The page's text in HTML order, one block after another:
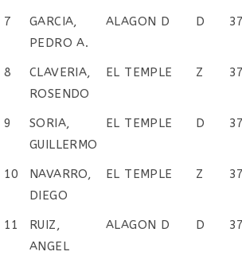
7
GARCIA,
PEDRO A.
ALAGON D D
8
CLAVERIA,
ROSENDO
EL TEMPLE Z
9
SORIA,
GUILLERMO
EL TEMPLE D
10
NAVARRO,
DIEGO
EL TEMPLE Z
11
RUIZ,
ANGEL
ALAGON D D